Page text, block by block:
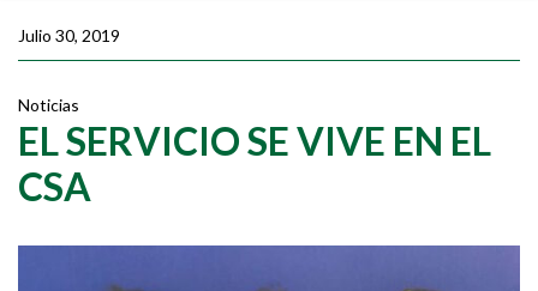
Julio 30, 2019
Noticias
EL SERVICIO SE VIVE EN EL
CSA